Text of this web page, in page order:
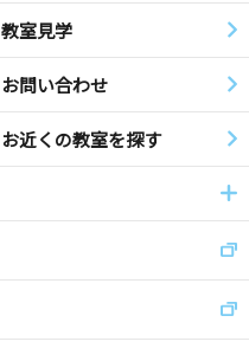
教室見学
お問い合わせ
お近くの教室を探す